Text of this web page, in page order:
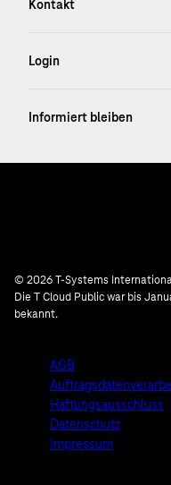
© 2026 T-Systems
Die T Cloud Public war bis
bekannt.
AGB
Haftungsausschluss
Datenschutz
Impressum